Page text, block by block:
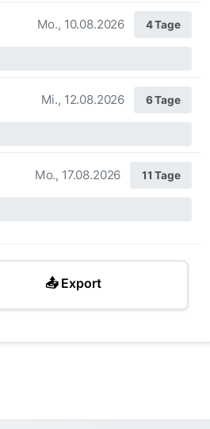
Mo., 10.08.2026 4 Tage
Mi., 12.08.2026 6 Tage
Mo., 17.08.2026 11 Tage
📤 Export